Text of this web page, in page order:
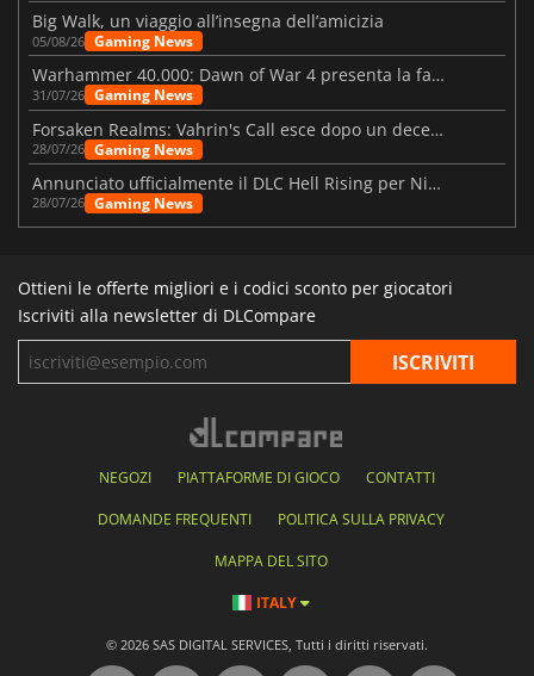
Big Walk, un viaggio all’insegna dell’amicizia
05/08/26 Gaming News
Warhammer 40.000: Dawn of War 4 presenta la fazione dei Necron
31/07/26 Gaming News
Forsaken Realms: Vahrin's Call esce dopo un decennio di sviluppo
28/07/26 Gaming News
Annunciato ufficialmente il DLC Hell Rising per Nioh 3
28/07/26 Gaming News
Ottieni le offerte migliori e i codici sconto per giocatori
Iscriviti alla newsletter di DLCompare
NEGOZI PIATTAFORME DI GIOCO CONTATTI
DOMANDE FREQUENTI POLITICA SULLA PRIVACY
MAPPA DEL SITO
ITALY
© 2026 SAS DIGITAL SERVICES, Tutti i diritti riservati.